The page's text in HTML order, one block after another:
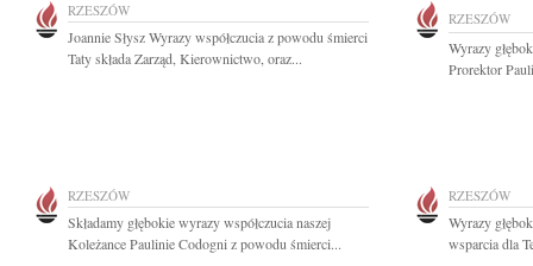
RZESZÓW
Joannie Słysz Wyrazy współczucia z powodu śmierci
Taty składa Zarząd, Kierownictwo, oraz...
RZESZÓW
Wyrazy
Prorektor
RZESZÓW
Składamy głębokie wyrazy współczucia naszej
Koleżance Paulinie Codogni z powodu śmierci...
RZESZÓW
Wyrazy
wsparcia dla